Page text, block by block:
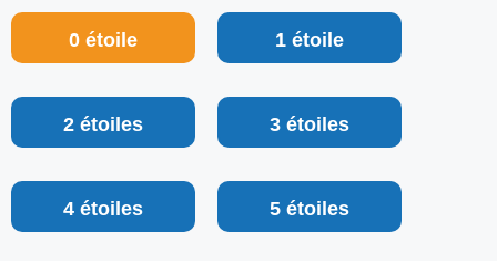
0 étoile 1 étoile
2 étoiles 3 étoiles
4 étoiles 5 étoiles